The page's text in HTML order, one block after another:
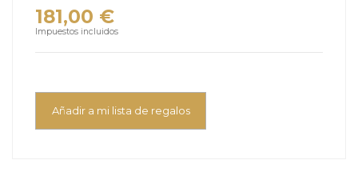
181,00 €
Impuestos incluidos
Añadir a mi lista de regalos